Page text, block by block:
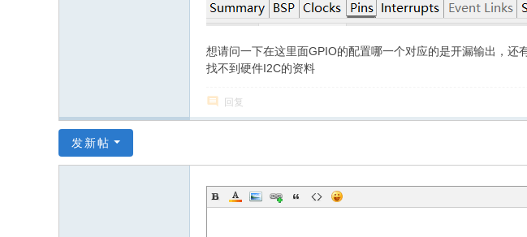
想请问一下在这里面GPIO的配置哪一个对应的是开漏输出，
找不到硬件I2C的资料
回复
发新帖